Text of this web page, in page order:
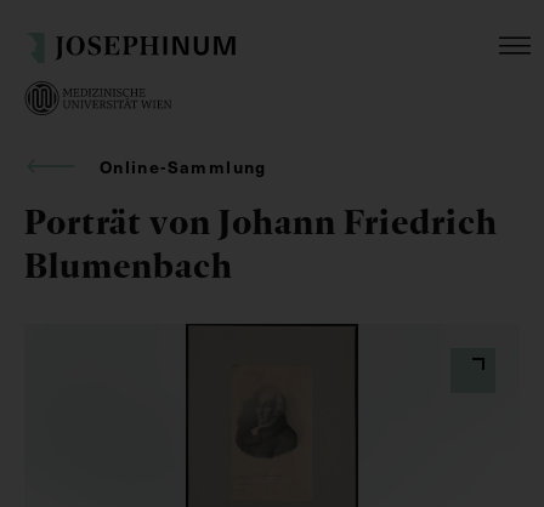
Online-Sammlung
Porträt von Johann Friedrich
Blumenbach